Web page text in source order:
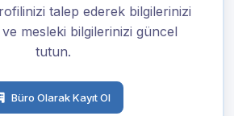
talep ederek bilgilerinizi
mesleki bilgilerinizi güncel
tutun.
Büro Olarak Kayıt Ol